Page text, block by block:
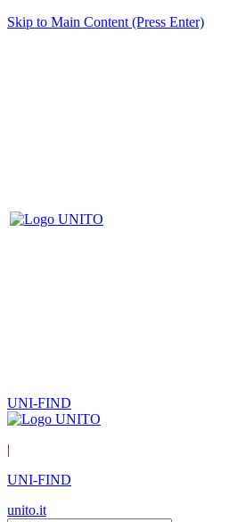
Skip to Main Content (Press Enter)
UNI-FIND
|
UNI-FIND
unito.it